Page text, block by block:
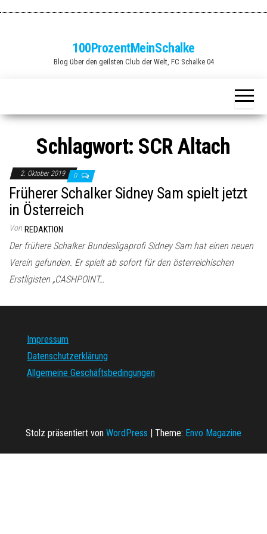
100ProzentMeinSchalke
Blog über den geilsten Club der Welt, FC Schalke 04
Schlagwort: SCR Altach
2. Oktober 2019 0
Früherer Schalker Sidney Sam spielt jetzt
in Österreich
Von REDAKTION
Der frühere Schalker Bundesligaprofi Sidney Sam hat einen neuen
Verein gefunden. Er spielt ab sofort für den österreichischen
Erstligisten „CASHPOINT…
Impressum
Datenschutzerklärung
Allgemeine Geschäftsbedingungen
Stolz präsentiert von WordPress | Theme: Envo Magazine